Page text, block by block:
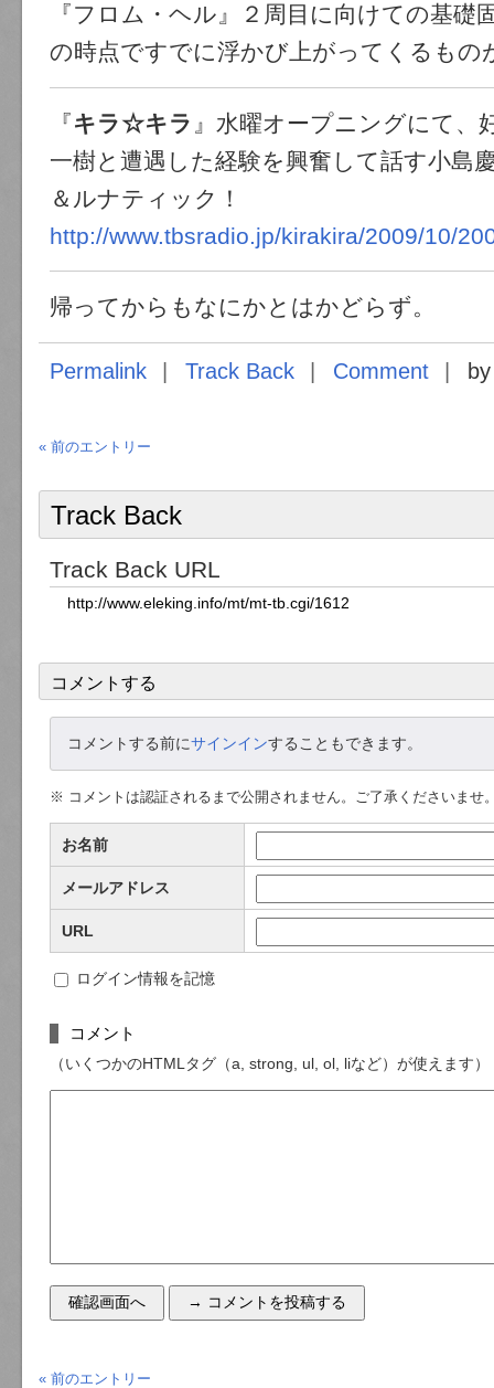
『フロム・ヘル』２周目に向けての基礎
の時点ですでに浮かび上がってくるもの
『キラ☆キラ 』水曜オープニングにて、
一樹と遭遇した経験を興奮して話す小島
＆ルナティック！
http://www.tbsradio.jp/kirakira/2009/10/
帰ってからもなにかとはかどらず。
Permalink Track Back Comment
« 前のエントリー
Track Back
Track Back URL
コメントする
コメントする前にサインインすることもできます。
※ コメントは認証されるまで公開されません。ご了承くださいませ
お名前
メールアドレス
URL
ログイン情報を記憶
コメント
（いくつかのHTMLタグ（a, strong, ul, ol, liなど）が使えます）
« 前のエントリー